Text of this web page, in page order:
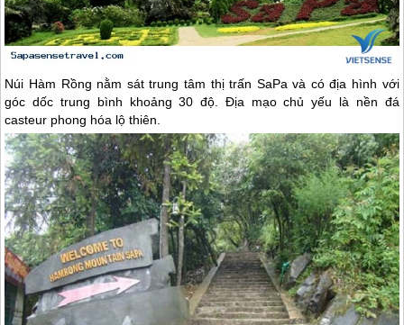
Núi Hàm Rồng nằm sát trung tâm thị trấn SaPa và có địa hình với
góc dốc trung bình khoảng 30 độ. Địa mạo chủ yếu là nền đá
casteur phong hóa lộ thiên.